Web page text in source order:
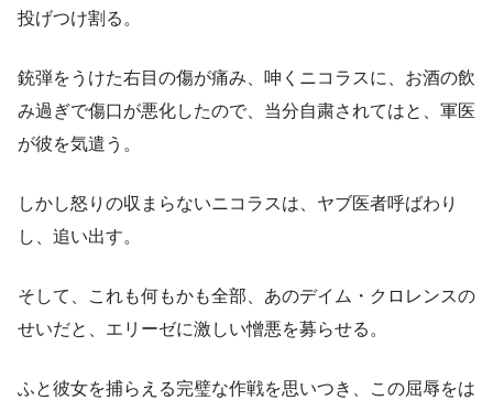
投げつけ割る。
銃弾をうけた右目の傷が痛み、呻くニコラスに、お酒の飲
み過ぎで傷口が悪化したので、当分自粛されてはと、軍医
が彼を気遣う。
しかし怒りの収まらないニコラスは、ヤブ医者呼ばわり
し、追い出す。
そして、これも何もかも全部、あのデイム・クロレンスの
せいだと、エリーゼに激しい憎悪を募らせる。
ふと彼女を捕らえる完璧な作戦を思いつき、この屈辱をは